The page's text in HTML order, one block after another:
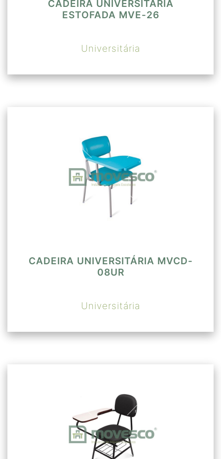
CADEIRA UNIVERSITÁRIA
ESTOFADA MVE-26
Universitária
CADEIRA UNIVERSITÁRIA MVCD-
08UR
Universitária